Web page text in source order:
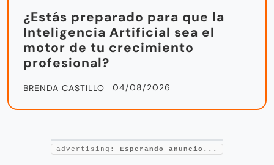
¿Estás preparado para que la
Inteligencia Artificial sea el
motor de tu crecimiento
profesional?
BRENDA CASTILLO 04/08/2026
advertising: Esperando anuncio...